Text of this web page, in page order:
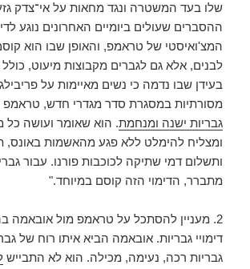
שלו בעד המשטרה ונגד מחאות על אי־צדק
ההסברים שעולים ביומיים האחרונים נוגע
המצ'ואיסטי של טראמפ, והאופן שבו הוא
לבנים, אלא גם לגברים מקבוצות מיעוט,
בעידן שבו נדמה כי נשים מאיימות על
מסורתיות במסגרת סדר מגדרי חדש, טראמפ
גבריות ישנה ומנחמת. הוא שאומר ועושה כל
ומצליח להימלט ללא פגע מהאשמות באונס,
ותשלום דמי שתיקה לכוכבות פורנו. עבור
מתברר, הדימוי הזה קוסם במיוחד."
2. מעניין להסתכל על טראמפ מול אובאמה
דימויי גבריות. אובאמה הביא איתו רוח של
גבריות רכה, נעימה, מכילה. הוא לא התבייש